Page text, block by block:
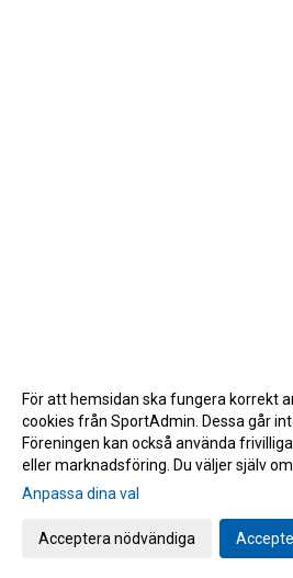
Gå till Webbversion
För att hemsidan ska fungera korrekt
cookies från SportAdmin. Dessa går
Föreningen kan också använda
eller marknadsföring. Du väljer själv
Anpassa dina val
Acceptera nödvändiga